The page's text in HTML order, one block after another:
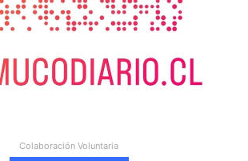
Colaboración Voluntaria